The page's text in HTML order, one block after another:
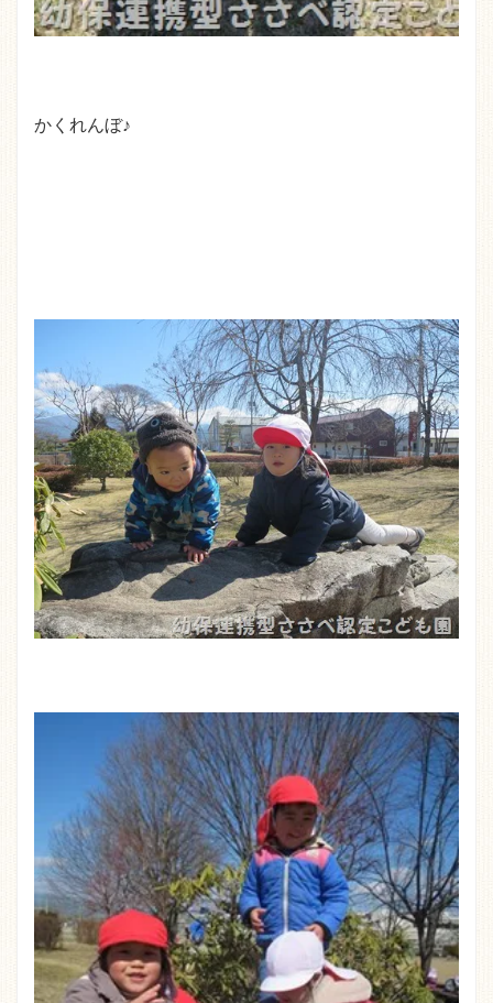
かくれんぼ♪